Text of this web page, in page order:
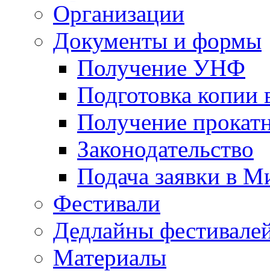
Организации
Документы и формы
Получение УНФ
Подготовка копии
Получение
Законодательство
Подача заявки в
Фестивали
Дедлайны
Материалы